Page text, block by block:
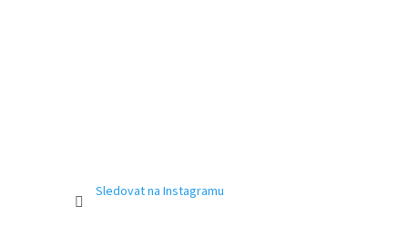
Sledovat na Instagramu